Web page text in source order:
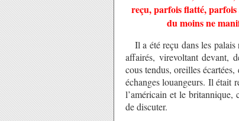
reçu, parfois flatté, parfois
du moins ne
Il a été reçu dans les palais
affairés, virevoltant devant,
cous tendus, oreilles
échanges louangeurs. Il était
l’américain et le britannique,
de discuter.